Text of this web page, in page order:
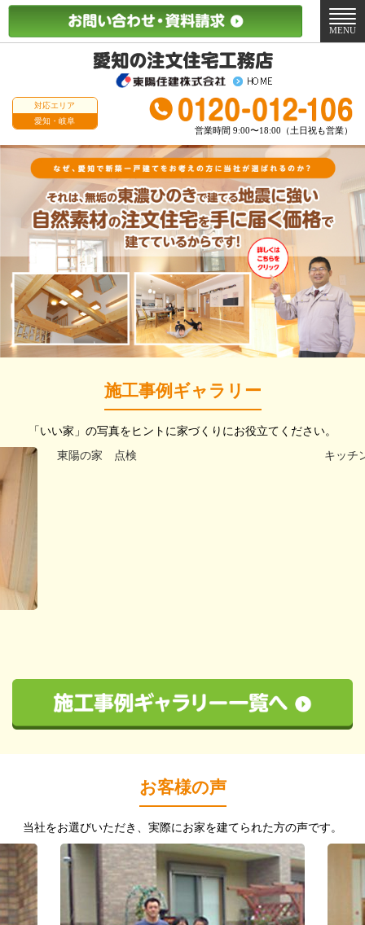
対応エリア
愛知・岐阜
営業時間 9:00〜18:00（土日祝も営業）
メ
ニ
MENU
施工事例ギャラリー
「いい家」の写真をヒントに家づくりにお役立てください。
東陽の家 点検
キッチ
お客様の声
当社をお選びいただき、実際にお家を建てられた方の声です。